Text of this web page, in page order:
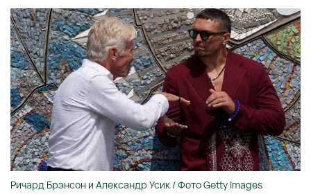
Ричард Брэнсон и Александр Усик / Фото Getty Images